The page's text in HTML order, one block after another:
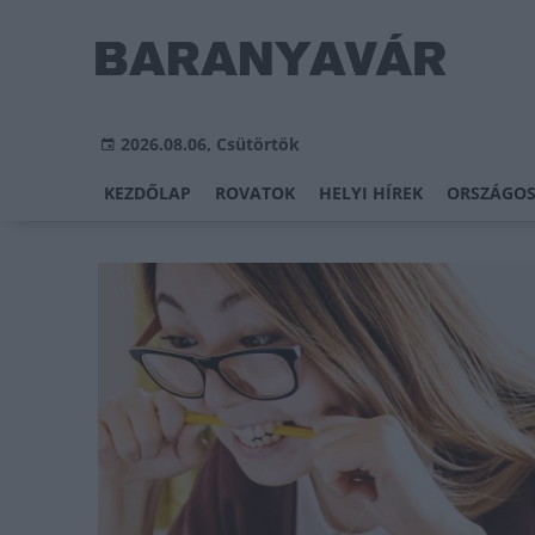
2026.08.06, Csütörtök
KEZDŐLAP ROVATOK HELYI HÍREK